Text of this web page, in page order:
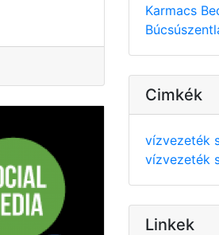
Karmacs
Cimkék
vízvezeték
vízvezeték
Linkek